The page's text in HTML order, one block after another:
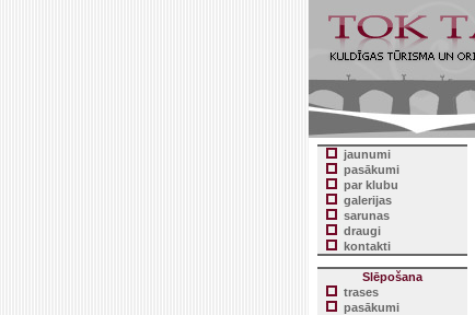
jaunumi
pasākumi
par klubu
galerijas
sarunas
draugi
kontakti
Slēpošana
trases
pasākumi